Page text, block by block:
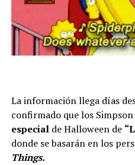
La información llega días
confirmado que los
especialde Halloween de
donde se basarán en los
Things.